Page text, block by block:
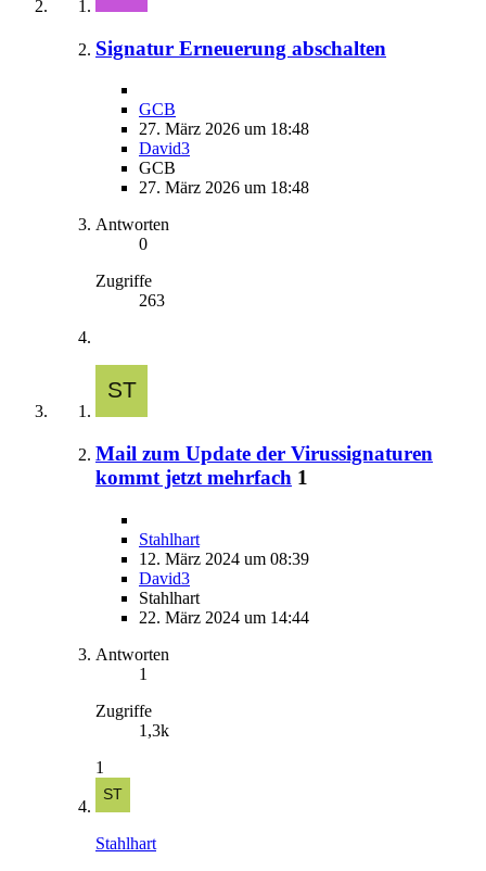
Signatur Erneuerung abschalten
GCB
27. März 2026 um 18:48
David3
GCB
27. März 2026 um 18:48
Antworten
0
Zugriffe
263
Mail zum Update der Virussignaturen
kommt jetzt mehrfach 1
Stahlhart
12. März 2024 um 08:39
David3
Stahlhart
22. März 2024 um 14:44
Antworten
1
Zugriffe
1,3k
1
Stahlhart